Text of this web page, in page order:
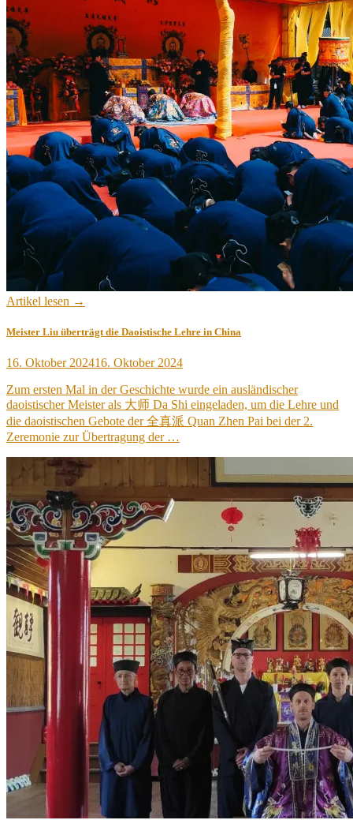
Artikel lesen →
Meister Liu überträgt die Daoistische Lehre in China
Veröffentlicht
16. Oktober 202416. Oktober 2024
Zum ersten Mal in der Geschichte wurde ein ausländischer
daoistischer Meister als 大师 Da Shi eingeladen, um die Lehre und
die daoistischen Gebote der 全真派 Quan Zhen Pai bei der 2.
Zeremonie zur Übertragung der …